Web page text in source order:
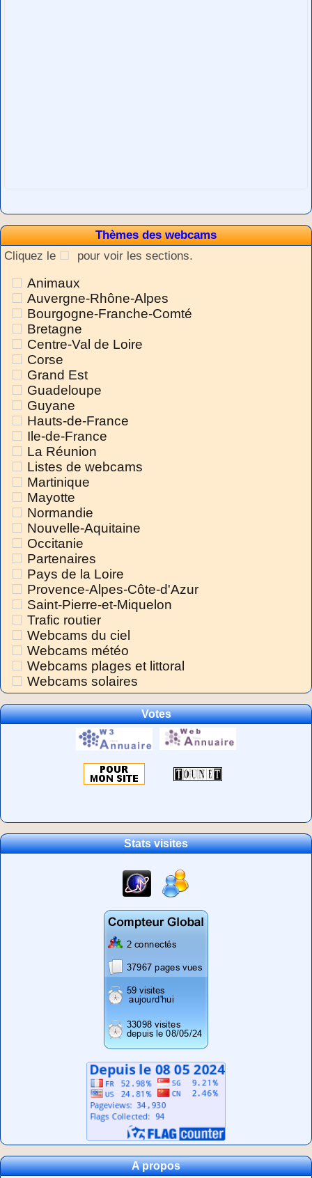
Thèmes des webcams
Cliquez le
pour voir les sections.
Animaux
Auvergne-Rhône-Alpes
Bourgogne-Franche-Comté
Bretagne
Centre-Val de Loire
Corse
Grand Est
Guadeloupe
Guyane
Hauts-de-France
Ile-de-France
La Réunion
Listes de webcams
Martinique
Mayotte
Normandie
Nouvelle-Aquitaine
Occitanie
Partenaires
Pays de la Loire
Provence-Alpes-Côte-d'Azur
Saint-Pierre-et-Miquelon
Trafic routier
Webcams du ciel
Webcams météo
Webcams plages et littoral
Webcams solaires
Votes
Stats visites
A propos